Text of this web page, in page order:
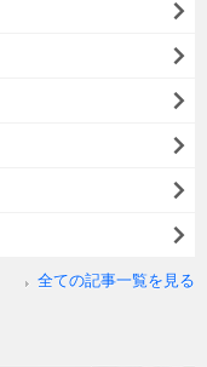
全ての記事一覧を見る